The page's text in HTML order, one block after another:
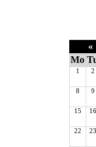
«
Mo
1 2
8 9
15 16
22 23